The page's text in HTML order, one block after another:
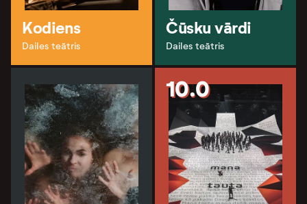
Kodiens
Dailes teātris
Čūsku vārdi
Dailes teātris
10.0